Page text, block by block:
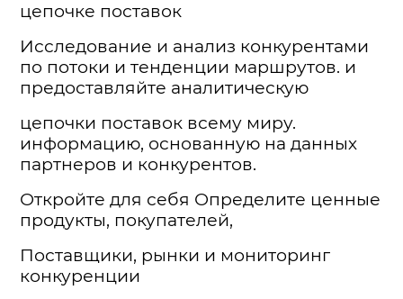
цепочке поставок
Исследование и анализ конкурентами
по потоки и тенденции маршрутов. и
предоставляйте аналитическую
цепочки поставок всему миру.
информацию, основанную на данных
партнеров и конкурентов.
Откройте для себя Определите ценные
продукты, покупателей,
Поставщики, рынки и мониторинг
конкуренции